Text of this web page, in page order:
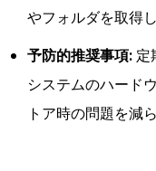
やフォルダを取得
予防的推奨事項: 定
システムのハード
トア時の問題を減